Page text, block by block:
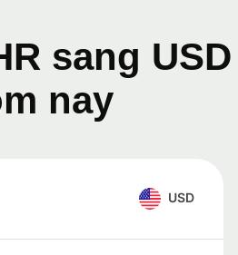
sang USD
nay
USD